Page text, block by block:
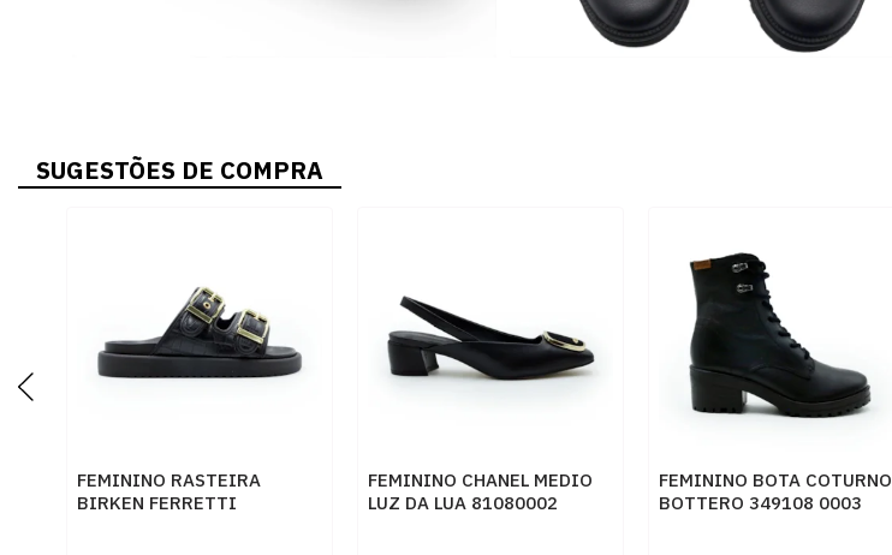
SUGESTÕES DE COMPRA
FEMININO RASTEIRA
BIRKEN FERRETTI
FEMININO CHANEL MEDIO
LUZ DA LUA 81080002
FEMININO BOTA COTURNO
BOTTERO 349108 0003